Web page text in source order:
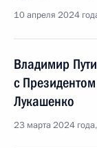
10 апреля 2024
Владимир
с
Лукашенко
23 марта 2024